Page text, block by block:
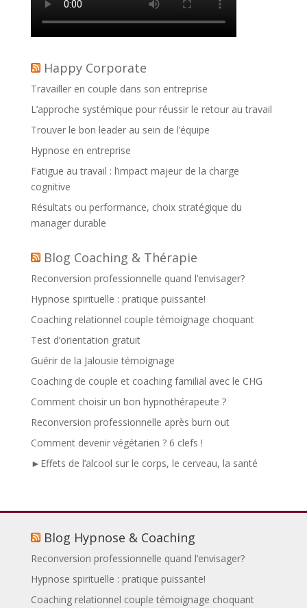
Happy Corporate
Travailler en couple dans son entreprise
L’approche systémique pour réussir le retour au travail
Trouver le bon leader au sein de l’équipe
Hypnose en entreprise
Fatigue au travail : l’impact majeur de la charge
cognitive
Résultats ou performance, choix stratégique du
manager durable
Blog Coaching & Thérapie
Reconversion professionnelle quand l’envisager?
Hypnose spirituelle : pratique puissante!
Coaching relationnel couple témoignage choquant
Test d’orientation gratuit
Guérir de la Jalousie témoignage
Coaching de couple et coaching familial avec le CHG
Comment choisir un bon hypnothérapeute ?
Reconversion professionnelle après burn out
Comment devenir végétarien ? 6 clefs !
►Effets de l’alcool sur le corps, le cerveau, la santé
Blog Hypnose & Coaching
Reconversion professionnelle quand l’envisager?
Hypnose spirituelle : pratique puissante!
Coaching relationnel couple témoignage choquant